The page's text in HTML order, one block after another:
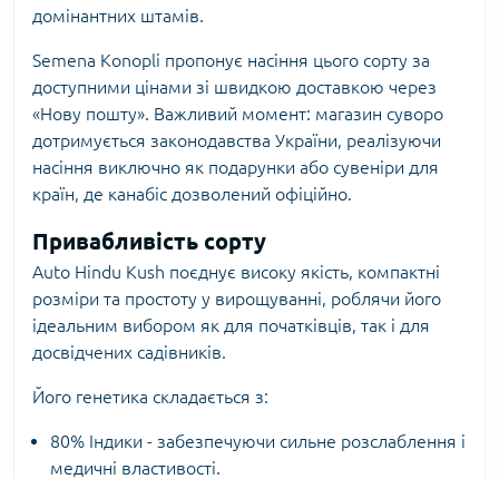
домінантних штамів.
Semena Konopli пропонує насіння цього сорту за
доступними цінами зі швидкою доставкою через
«Нову пошту». Важливий момент: магазин суворо
дотримується законодавства України, реалізуючи
насіння виключно як подарунки або сувеніри для
країн, де канабіс дозволений офіційно.
Привабливість сорту
Auto Hindu Kush поєднує високу якість, компактні
розміри та простоту у вирощуванні, роблячи його
ідеальним вибором як для початківців, так і для
досвідчених садівників.
Його генетика складається з:
80% Індики - забезпечуючи сильне розслаблення і
медичні властивості.